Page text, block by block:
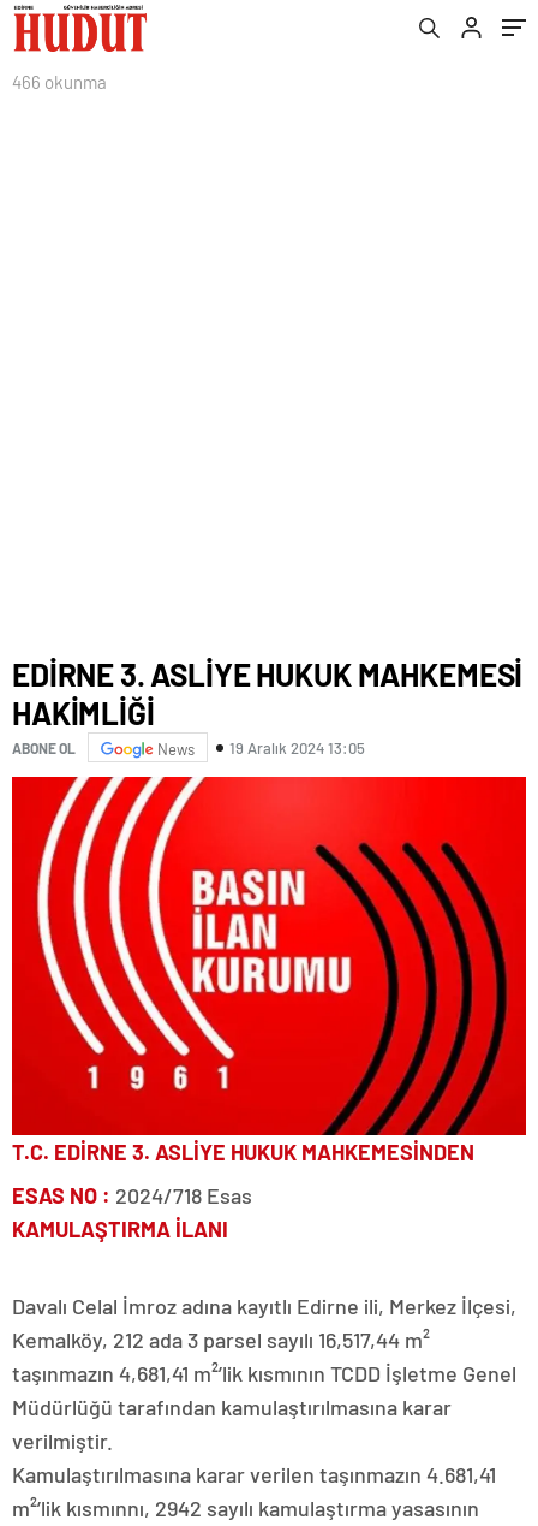
466 okunma
EDİRNE 3. ASLİYE HUKUK MAHKEMESİ
HAKİMLİĞİ
ABONE OL News 19 Aralık 2024 13:05
T.C. EDİRNE 3. ASLİYE HUKUK MAHKEMESİNDEN
ESAS NO : 2024/718 Esas
KAMULAŞTIRMA İLANI
Davalı Celal İmroz adına kayıtlı Edirne ili, Merkez İlçesi,
Kemalköy, 212 ada 3 parsel sayılı 16,517,44 m²
taşınmazın 4,681,41 m²’lik kısmının TCDD İşletme Genel
Müdürlüğü tarafından kamulaştırılmasına karar
verilmiştir.
Kamulaştırılmasına karar verilen taşınmazın 4.681,41
m²’lik kısmınnı, 2942 sayılı kamulaştırma yasasının